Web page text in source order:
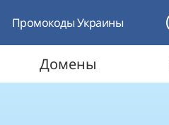
Промокоды Украины
Домены